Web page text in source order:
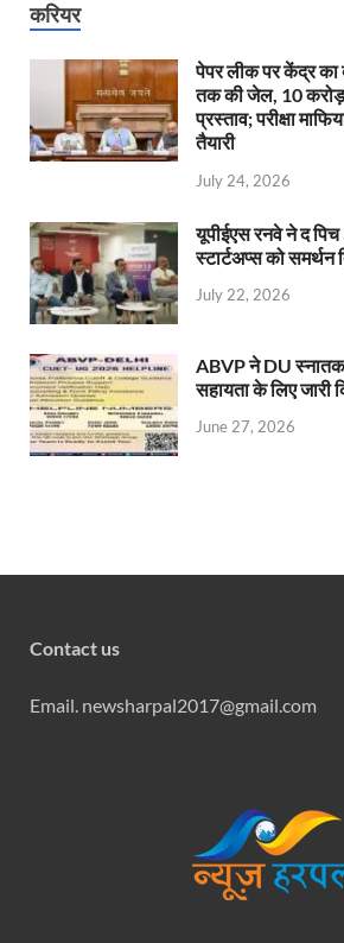
करियर
पेपर लीक पर केंद्र का
तक की जेल, 10 करोड़
प्रस्ताव; परीक्षा
तैयारी
July 24, 2026
यूपीईएस रनवे ने द
स्टार्टअप्स को समर्थन
July 22, 2026
ABVP ने DU स्नातक
सहायता के लिए जारी
June 27, 2026
Contact us
Email. newsharpal2017@gmail.com